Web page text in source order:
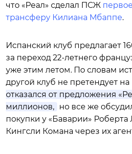
что «Реал» сделал ПСЖ
трансферу Килиана Мбаппе.
Испанский клуб предлагает
за переход 22-летнего
уже этим летом. По словам
другой клуб не претендует
отказался от предложения
миллионов, но все же
покупки у «Баварии»
Кингсли Комана через их